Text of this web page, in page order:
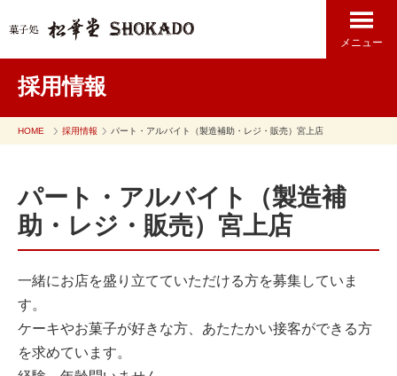
メニュー
採用情報
HOME 採用情報 パート・アルバイト（製造補助・レジ・販売）宮上店
パート・アルバイト（製造補
助・レジ・販売）宮上店
一緒にお店を盛り立てていただける方を募集していま
す。
ケーキやお菓子が好きな方、あたたかい接客ができる方
を求めています。